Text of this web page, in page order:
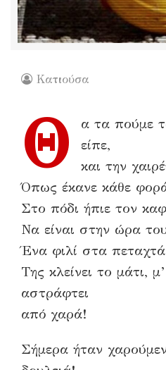
Κατιούσα
Θ
α τα πούμε
είπε,
και την
Όπως έκανε κάθε
Στο πόδι ήπιε τον
Να είναι στην ώρα
Ένα φιλί στα πεταχτά
Της κλείνει το μάτι,
αστράφτει
από χαρά!
Σήμερα ήταν